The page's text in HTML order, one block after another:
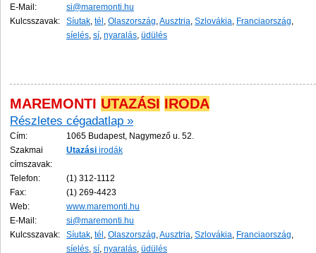
E-Mail:
si@maremonti.hu
Kulcsszavak:
Síutak, tél , Olaszország,Ausztria, Szlovákia, Franciaország,
síelés, sí, nyaralás, üdülés
MAREMONTI UTAZÁSI IRODA
Részletes cégadatlap »
Cím:
1065 Budapest, Nagymező u. 52.
Szakmai
címszavak:
Utazási irodák
Telefon:
(1) 312-1112
Fax:
(1) 269-4423
Web:
www.maremonti.hu
E-Mail:
si@maremonti.hu
Kulcsszavak:
Síutak, tél , Olaszország,Ausztria, Szlovákia, Franciaország,
síelés, sí, nyaralás, üdülés